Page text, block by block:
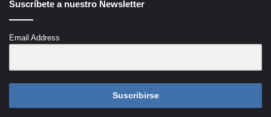
Suscríbete a nuestro Newsletter
Email Address
Suscribirse